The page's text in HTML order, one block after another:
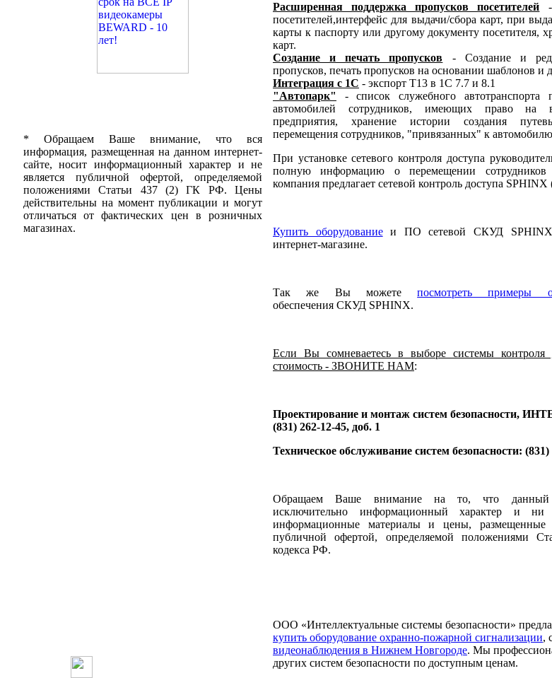
* Обращаем Ваше внимание, что вся
информация, размещенная на данном интернет-
сайте, носит информационный характер и не
является публичной офертой, определяемой
положениями Статьи 437 (2) ГК РФ. Цены
действительны на момент публикации и могут
отличаться от фактических цен в розничных
магазинах.
Расширенная поддержка пропусков посетителей
посетителей,интерфейс для выдачи/сбора карт, при
карты к паспорту или другому документу посетителя,
карт.
Создание и печать пропусков - Создание и
пропусков, печать пропусков на основании шаблонов и
Интеграция с 1С - экспорт Т13 в 1C 7.7 и 8.1
"Автопарк"
- список служебного автотранспорта
автомобилей сотрудников, имеющих право на
предприятия, хранение истории создания
перемещения сотрудников, "привязанных" к
При установке сетевого контроля доступа
полную информацию о перемещении
компания предлагает сетевой контроль доступа
Купить оборудованиеи ПО сетевой СКУД S
интернет-магазине.
Так же Вы можетепосмотреть примеры
обеспечения СКУД SPHINX.
Если Вы сомневаетесь в выборе системы контроля
стоимость - ЗВОНИТЕ НАМ:
Проектирование и монтаж систем безопасности,
(831) 262-12-45, доб. 1
Техническое обслуживание систем безопасности: (831)
Обращаем Ваше внимание на то, что данный
исключительно информационный характер и
информационные материалы и цены, размещенные
публичной офертой, определяемой положениями
кодекса РФ.
ООО «Интеллектуальные системы безопасности»
купить оборудование охранно-пожарной сигнализации,
видеонаблюдения в Нижнем Новгороде. Мы
других систем безопасности по доступным ценам.